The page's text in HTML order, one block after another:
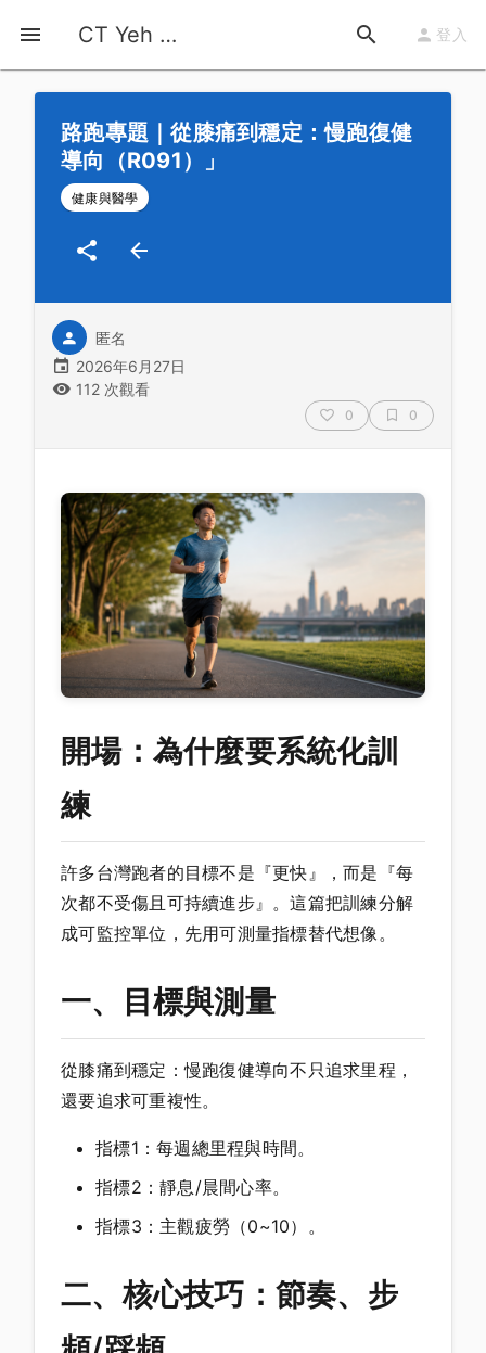
CT Yeh 公路車基地 登入
首頁 運動知識
路跑專題｜從膝痛到穩定：慢跑復健
導向（R091）」
健康與醫學
匿名
2026年6月27日
112 次觀看
0 0
開場：為什麼要系統化訓
練
許多台灣跑者的目標不是『更快』，而是『每
次都不受傷且可持續進步』。這篇把訓練分解
成可監控單位，先用可測量指標替代想像。
一、目標與測量
從膝痛到穩定：慢跑復健導向不只追求里程，
還要追求可重複性。
指標1：每週總里程與時間。
指標2：靜息/晨間心率。
指標3：主觀疲勞（0~10）。
二、核心技巧：節奏、步